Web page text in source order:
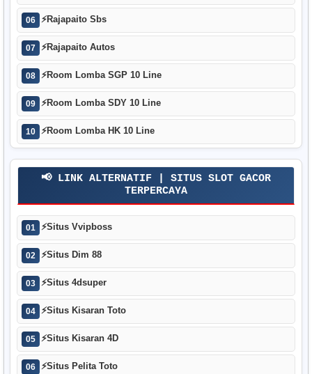
06 ⚡Rajapaito Sbs
07 ⚡Rajapaito Autos
08 ⚡Room Lomba SGP 10 Line
09 ⚡Room Lomba SDY 10 Line
10 ⚡Room Lomba HK 10 Line
📢 LINK ALTERNATIF | SITUS SLOT GACOR
TERPERCAYA
01 ⚡Situs Vvipboss
02 ⚡Situs Dim 88
03 ⚡Situs 4dsuper
04 ⚡Situs Kisaran Toto
05 ⚡Situs Kisaran 4D
06 ⚡Situs Pelita Toto